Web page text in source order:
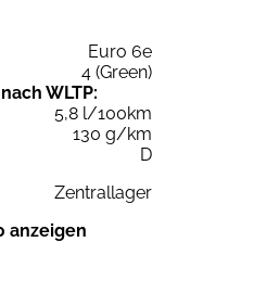
Euro 6e
4 (Green)
WLTP:
5,8 l/100km
130 g/km
D
Zentrallager
anzeigen